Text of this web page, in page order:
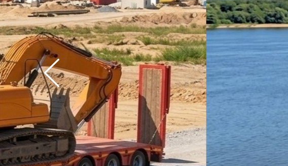
Перевозка
наливных
грузов
Мы ценим ваше время!
Груз в дороге — вы без забот.